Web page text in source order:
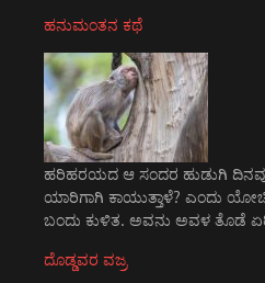
ಹನುಮಂತನ ಕಥೆ
ಹರಿಹರಯದ ಆ ಸಂದರ ಹುಡುಗಿ
ಯಾರಿಗಾಗಿ ಕಾಯುತ್ತಾಳೆ? ಎಂದು
ಬಂದು ಕುಳಿತ. ಅವನು ಅವಳ ತೊಡೆ
ದೊಡ್ಡವರ ವಜ್ರ